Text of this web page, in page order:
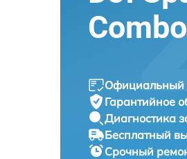
Официальный
Гарантийное
Диагностика
Бесплатный
Срочный